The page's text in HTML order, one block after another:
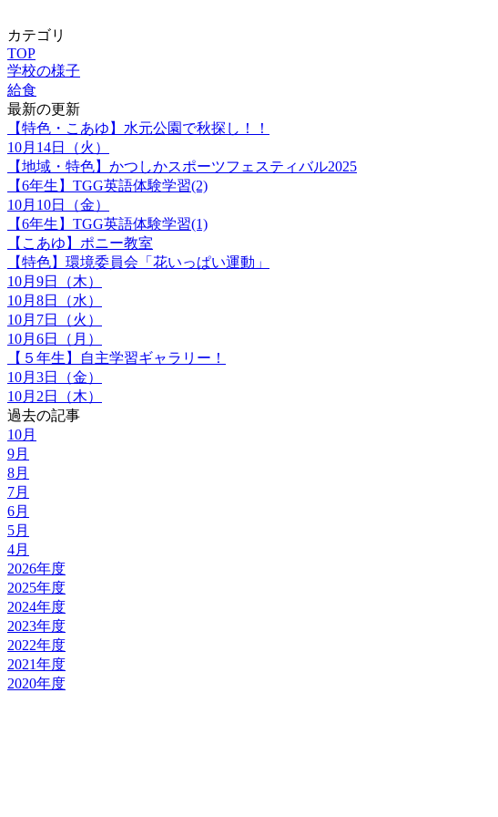
カテゴリ
TOP
学校の様子
給食
最新の更新
【特色・こあゆ】水元公園で秋探し！！
10月14日（火）
【地域・特色】かつしかスポーツフェスティバル2025
【6年生】TGG英語体験学習(2)
10月10日（金）
【6年生】TGG英語体験学習(1)
【こあゆ】ポニー教室
【特色】環境委員会「花いっぱい運動」
10月9日（木）
10月8日（水）
10月7日（火）
10月6日（月）
【５年生】自主学習ギャラリー！
10月3日（金）
10月2日（木）
過去の記事
10月
9月
8月
7月
6月
5月
4月
2026年度
2025年度
2024年度
2023年度
2022年度
2021年度
2020年度